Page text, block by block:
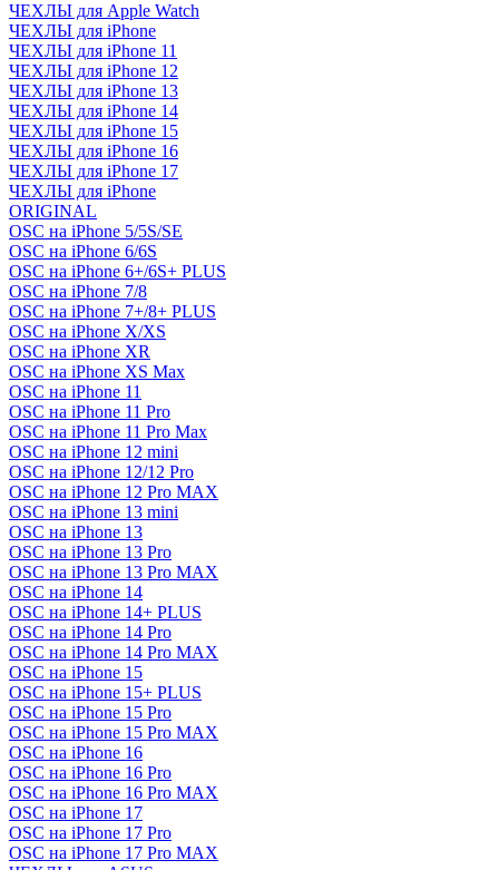
ЧЕХЛЫ для Apple Watch
ЧЕХЛЫ для iPhone
ЧЕХЛЫ для iPhone 11
ЧЕХЛЫ для iPhone 12
ЧЕХЛЫ для iPhone 13
ЧЕХЛЫ для iPhone 14
ЧЕХЛЫ для iPhone 15
ЧЕХЛЫ для iPhone 16
ЧЕХЛЫ для iPhone 17
ЧЕХЛЫ для iPhone
ORIGINAL
OSC на iPhone 5/5S/SE
OSC на iPhone 6/6S
OSC на iPhone 6+/6S+ PLUS
OSC на iPhone 7/8
OSC на iPhone 7+/8+ PLUS
OSC на iPhone X/XS
OSC на iPhone XR
OSC на iPhone XS Max
OSC на iPhone 11
OSC на iPhone 11 Pro
OSC на iPhone 11 Pro Max
OSC на iPhone 12 mini
OSC на iPhone 12/12 Pro
OSC на iPhone 12 Pro MAX
OSC на iPhone 13 mini
OSC на iPhone 13
OSC на iPhone 13 Pro
OSC на iPhone 13 Pro MAX
OSC на iPhone 14
OSC на iPhone 14+ PLUS
OSC на iPhone 14 Pro
OSC на iPhone 14 Pro MAX
OSC на iPhone 15
OSC на iPhone 15+ PLUS
OSC на iPhone 15 Pro
OSC на iPhone 15 Pro MAX
OSC на iPhone 16
OSC на iPhone 16 Pro
OSC на iPhone 16 Pro MAX
OSC на iPhone 17
OSC на iPhone 17 Pro
OSC на iPhone 17 Pro MAX